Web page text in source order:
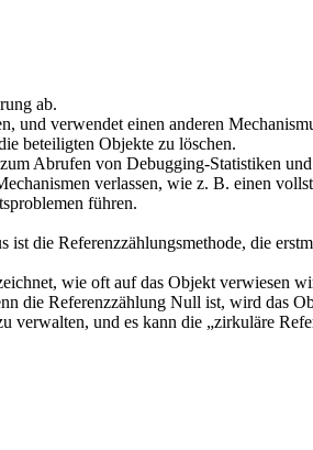
ab.
und verwendet einen anderen
beteiligten Objekte zu löschen.
Abrufen von Debugging-Statistiken
verlassen, wie z. B. einen
führen.
die Referenzzählungsmethode, die
wie oft auf das Objekt verwiesen
die Referenzzählung Null ist, wird das
verwalten, und es kann die „zirkuläre